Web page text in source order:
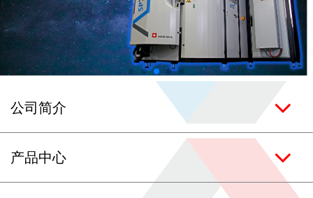
产品中心
最新动态
公司简介
产品中心